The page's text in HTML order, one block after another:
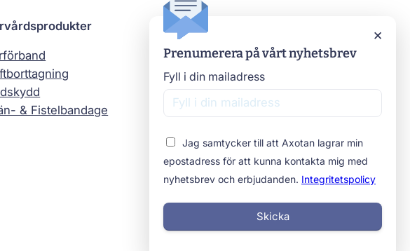
& Fistelbandage
Axotan
Kontakta oss
Om oss
Stomimottagningar
Beställ prover
IntegritetspolicyCookies
×
Prenumerera på vårt nyhetsbrev
Fyll i din mailadress
Jag samtycker till att Axotan lagrar min
epostadress för att kunna kontakta mig med
nyhetsbrev och erbjudanden. Integritetspolicy
Skicka